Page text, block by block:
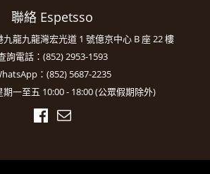
聯絡 Espetsso
龍九龍灣宏光道 1 號億京中心 B 座 22 樓
詢電話：(852) 2953-1593
：(852) 5687-2235
一至五 10:00 - 18:00 (公眾假期除外)